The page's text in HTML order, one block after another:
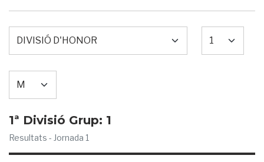
1ª Divisió Grup: 1
Resultats - Jornada 1